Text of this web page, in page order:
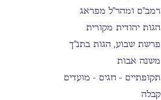
רמב"ם ומהר"ל מפראג
הגות יהודית מקורית
פרשת שבוע, הגות בתנ"ך
משנה אבות
תקופתיים - חגים - מועדים
קבלה